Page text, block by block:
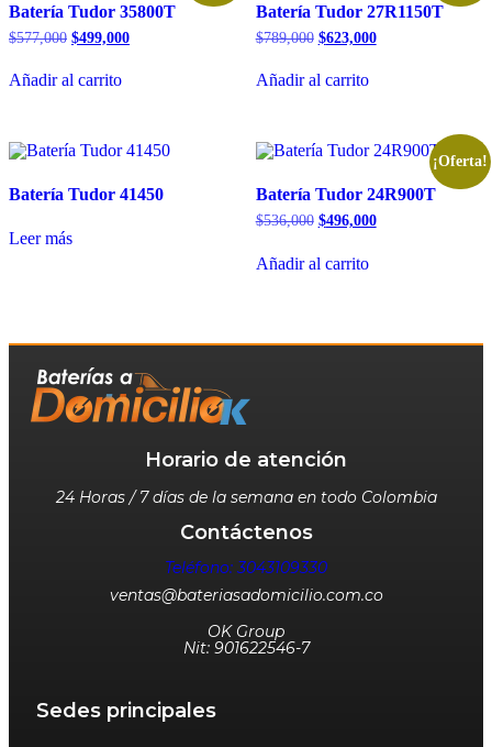
Batería Tudor 35800T
$577,000 $499,000
Añadir al carrito
Batería Tudor 27R1150T
$789,000 $623,000
Añadir al carrito
Batería Tudor 41450
Leer más
¡Oferta!
Batería Tudor 24R900T
$536,000 $496,000
Añadir al carrito
Horario de atención
24 Horas / 7 días de la semana en todo Colombia
Contáctenos
Teléfono: 3043109330
ventas@bateriasadomicilio.com.co
OK Group
Nit: 901622546-7
Sedes principales